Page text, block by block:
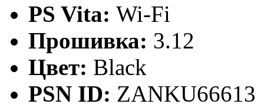
PS Vita: Wi-Fi
Прошивка: 3.12
Цвет: Black
PSN ID: ZANKU66613